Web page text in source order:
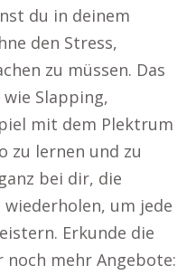
du in deinem
den Stress,
zu müssen. Das
Slapping,
mit dem Plektrum
zu lernen und zu
bei dir, die
um jede
Erkunde die
noch mehr Angebote: